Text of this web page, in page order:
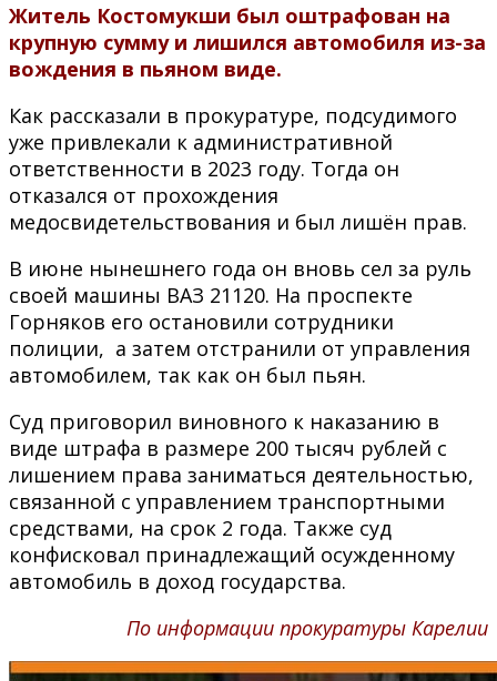
Житель Костомукши был оштрафован на
крупную сумму и лишился автомобиля из-за
вождения в пьяном виде.
Как рассказали в прокуратуре, подсудимого
уже привлекали к административной
ответственности в 2023 году. Тогда он
отказался от прохождения
медосвидетельствования и был лишён прав.
В июне нынешнего года он вновь сел за руль
своей машины ВАЗ 21120. На проспекте
Горняков его остановили сотрудники
полиции, а затем отстранили от управления
автомобилем, так как он был пьян.
Суд приговорил виновного к наказанию в
виде штрафа в размере 200 тысяч рублей с
лишением права заниматься деятельностью,
связанной с управлением транспортными
средствами, на срок 2 года. Также суд
конфисковал принадлежащий осужденному
автомобиль в доход государства.
По информации прокуратуры Карелии